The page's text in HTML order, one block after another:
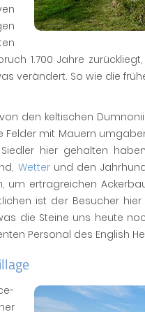
1.700 Jahre
verändert. So wie die
den keltischen
mit Mauern
hier gehalten
Wetterund den
ertragreichen
ist der Besucher
die Steine uns heute
Personal des English